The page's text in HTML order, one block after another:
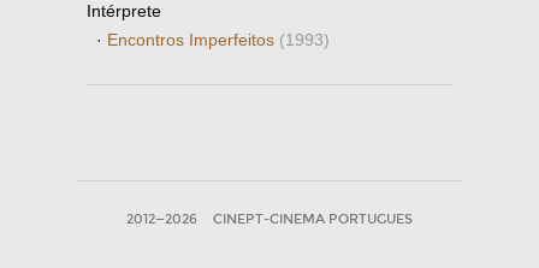
Intérprete
· Encontros Imperfeitos (1993)
2012—2026 CINEPT-CINEMA PORTUGUES